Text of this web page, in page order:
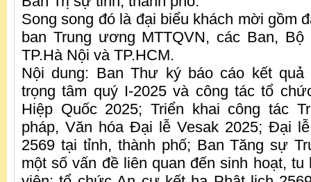
Song song đó là đại biểu khách mời gồm
ban Trung ương MTTQVN, các Ban,
TP.Hà Nội và TP.HCM.
Nội dung: Ban Thư ký báo cáo kết
trọng tâm quý I-2025 và công tác tổ
Hiệp Quốc 2025; Triển khai công tác
pháp, Văn hóa Đại lễ Vesak 2025; Đại
2569 tại tỉnh, thành phố; Ban Tăng sự
một số vấn đề liên quan đến sinh hoạt,